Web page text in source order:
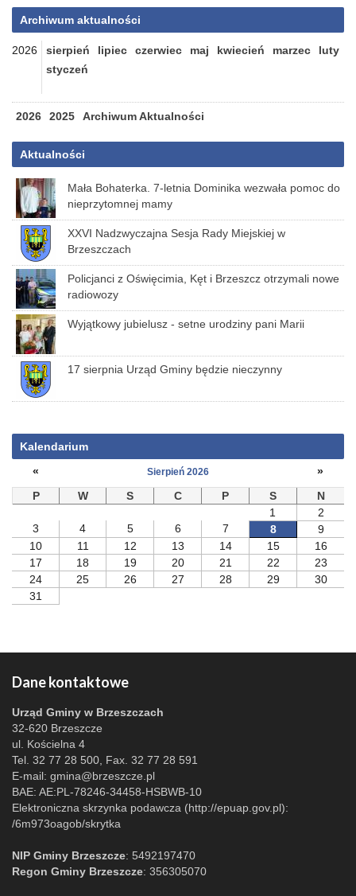
Archiwum aktualności
2026 sierpień lipiec czerwiec maj kwiecień marzec
luty
styczeń
2026 2025 Archiwum Aktualności
Aktualności
Mała Bohaterka. 7-letnia Dominika wezwała pomoc do
nieprzytomnej mamy
XXVI Nadzwyczajna Sesja Rady Miejskiej w
Brzeszczach
Policjanci z Oświęcimia, Kęt i Brzeszcz otrzymali nowe
radiowozy
Wyjątkowy jubielusz - setne urodziny pani Marii
17 sierpnia Urząd Gminy będzie nieczynny
Kalendarium
«
Sierpień 2026
»
P
W S C P S
N
1
2
3
4 5 6 7 8
9
10
11 12 13 14 15
16
17
18 19 20 21 22
23
24
25 26 27 28 29
30
31
Dane kontaktowe
Urząd Gminy w Brzeszczach
32-620 Brzeszcze
ul. Kościelna 4
Tel. 32 77 28 500, Fax. 32 77 28 591
E-mail: gmina@brzeszcze.pl
BAE: AE:PL-78246-34458-HSBWB-10
Elektroniczna skrzynka podawcza (http://epuap.gov.pl):
/6m973oagob/skrytka
NIP Gminy Brzeszcze: 5492197470
Regon Gminy Brzeszcze: 356305070